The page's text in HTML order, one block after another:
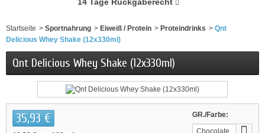
Startseite > Sportnahrung > Eiweiß / Protein > Proteindrinks > Qnt
Delicious Whey Shake (12x330ml)
Qnt Delicious Whey Shake (12x330ml)
GR./Farbe:
Chocolate
35,93 €